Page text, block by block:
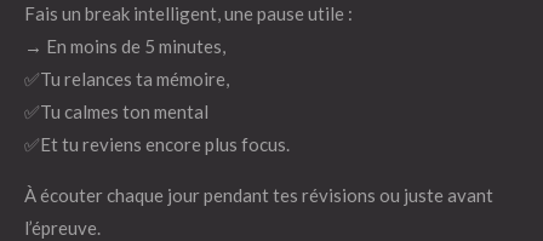
Fais un break intelligent, une pause utile :
→ En moins de 5 minutes,
✅Tu relances ta mémoire,
✅Tu calmes ton mental
✅Et tu reviens encore plus focus.
À écouter chaque jour pendant tes révisions ou juste avant
l’épreuve.